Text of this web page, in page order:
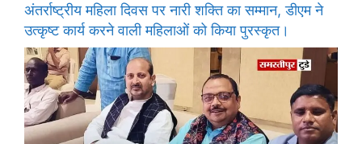
अंतर्राष्ट्रीय महिला दिवस पर नारी शक्ति का सम्मान, डीएम ने
उत्कृष्ट कार्य करने वाली महिलाओं को किया पुरस्कृत।